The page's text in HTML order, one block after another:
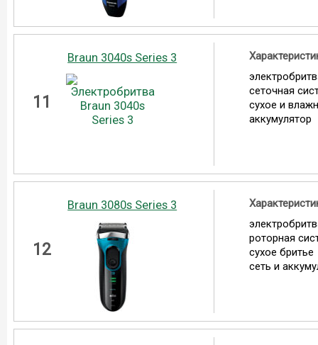
11
Braun 3040s Series 3
сеточная
сухое и
аккумулятор
12
Braun 3080s Series 3
роторная
сухое бритье
сеть и